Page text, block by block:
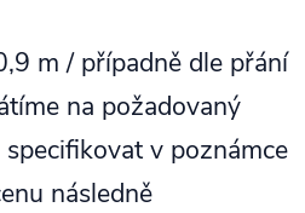
m / případně dle přání
na požadovaný
v poznámce
následně